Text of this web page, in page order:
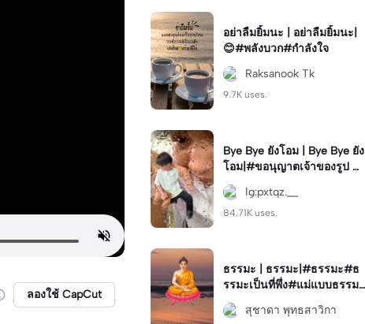
ลองใช้ CapCut
อย่าลืมยิ้มนะ | อย่าลืมยิ้มนะ|
😊#พลังบวก#กำลังใจ
Raksanook Tk
9.7K uses.
Bye Bye ยังโอม | Bye Bye ยัง
โอม|#ขอนุญาตเจ้าของรูป #
ภาพซ้อน #กำลังฮิต
Ig:pxtqz.__
84.71K uses.
ธรรมะ | ธรรมะ|#ธรรมะ#ธ
รรมะเป็นที่พึ่ง#แม่แบบธรรมะ
#sudawan
สุชาดา พุทธสาวิกา